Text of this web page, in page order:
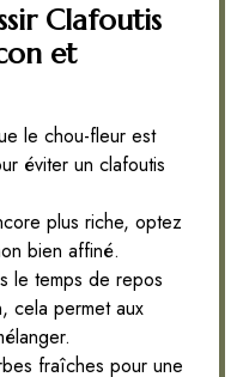
Clafoutis
et
le chou-fleur est
éviter un clafoutis
plus riche, optez
bien affiné.
le temps de repos
cela permet aux
fraîches pour une